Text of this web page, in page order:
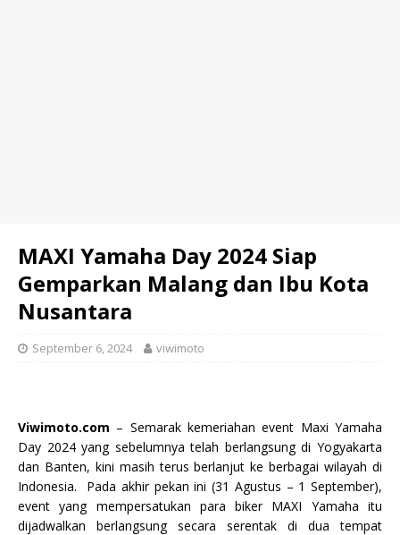
MAXI Yamaha Day 2024 Siap
Gemparkan Malang dan Ibu Kota
Nusantara
September 6, 2024 viwimoto
Viwimoto.com – Semarak kemeriahan event Maxi Yamaha
Day 2024 yang sebelumnya telah berlangsung di Yogyakarta
dan Banten, kini masih terus berlanjut ke berbagai wilayah di
Indonesia. Pada akhir pekan ini (31 Agustus – 1 September),
event yang mempersatukan para biker MAXI Yamaha itu
dijadwalkan berlangsung secara serentak di dua tempat